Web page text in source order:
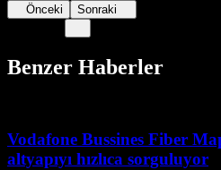
Önceki Sonraki
Benzer Haberler
Vodafone Bussines Fiber
altyapıyı hızlıca sorguluyor